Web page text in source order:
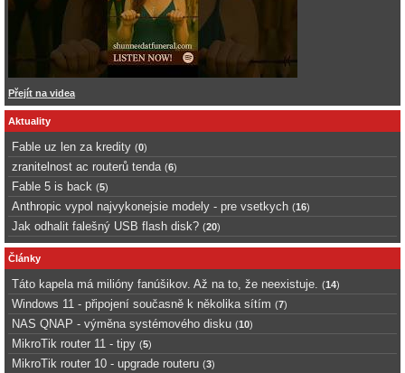
Přejít na videa
Aktuality
Fable uz len za kredity (0)
zranitelnost ac routerů tenda (6)
Fable 5 is back (5)
Anthropic vypol najvykonejsie modely - pre vsetkych (16)
Jak odhalit falešný USB flash disk? (20)
Články
Táto kapela má milióny fanúšikov. Až na to, že neexistuje. (14)
Windows 11 - připojení současně k několika sítím (7)
NAS QNAP - výměna systémového disku (10)
MikroTik router 11 - tipy (5)
MikroTik router 10 - upgrade routeru (3)